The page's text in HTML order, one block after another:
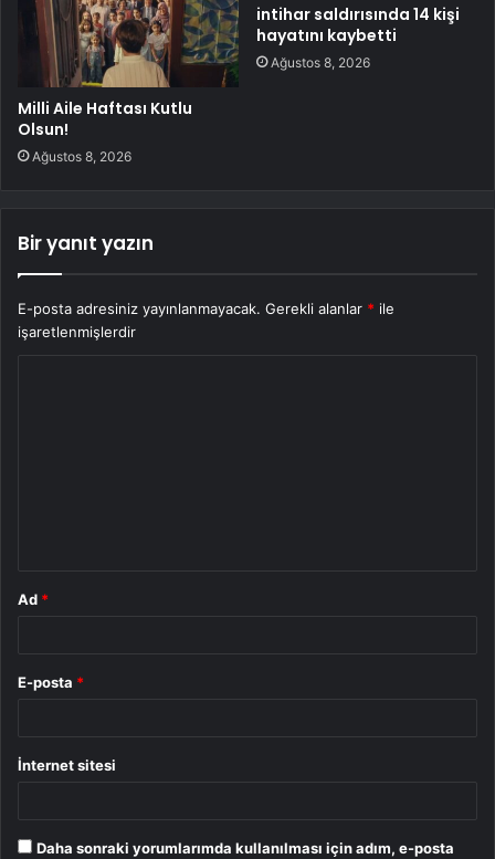
Milli Aile Haftası Kutlu
Olsun!
Ağustos 8, 2026
intihar saldırısında 14 kişi
hayatını kaybetti
Ağustos 8, 2026
Bir yanıt yazın
E-posta adresiniz yayınlanmayacak. Gerekli alanlar * ile
işaretlenmişlerdir
Ad *
E-posta *
İnternet sitesi
Daha sonraki yorumlarımda kullanılması için adım, e-posta